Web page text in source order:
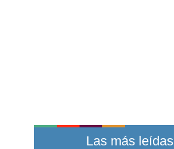
Las más leídas